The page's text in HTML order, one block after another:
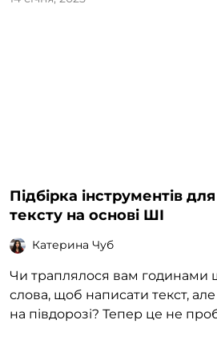
Підбірка інструментів
тексту на основі ШІ
Катерина Чуб
Чи траплялося вам годинами
слова, щоб написати текст,
на півдорозі? Тепер це не